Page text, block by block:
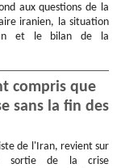
aux questions de la
iranien, la situation
et le bilan de la
compris que
sans la fin des
de l'Iran, revient sur
sortie de la crise